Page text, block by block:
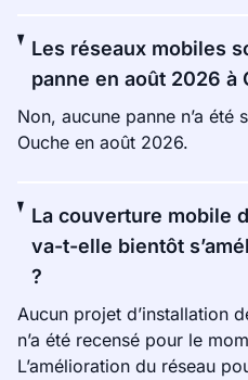
Les réseaux mobiles
panne en août 2026 à
Non, aucune panne n’a été
Ouche en août 2026.
La couverture mobile
va-t-elle bientôt
?
Aucun projet d’installation
n’a été recensé pour le
L’amélioration du réseau